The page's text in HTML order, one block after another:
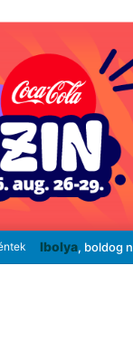
Ibolya, boldog